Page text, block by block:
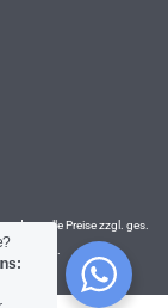
– alle Preise zzgl. ges.